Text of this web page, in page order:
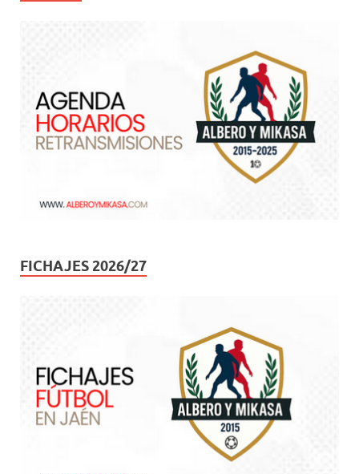
FICHAJES 2026/27